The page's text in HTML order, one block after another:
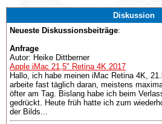
Diskussion
Neueste Diskussionsbeiträge:
Anfrage
Autor: Heike Dittberner
Apple iMac 21,5" Retina 4K 2017
Hallo, ich habe meinen iMac Retina 4K,
arbeite fast täglich daran, meistens
öfter am Tag. Bislang habe ich beim
gedrückt. Heute früh hatte ich zum
der Bilds...